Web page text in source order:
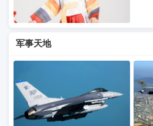
军事天地